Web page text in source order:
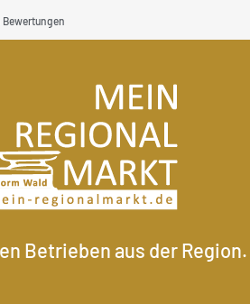
Betrieben aus der Region.